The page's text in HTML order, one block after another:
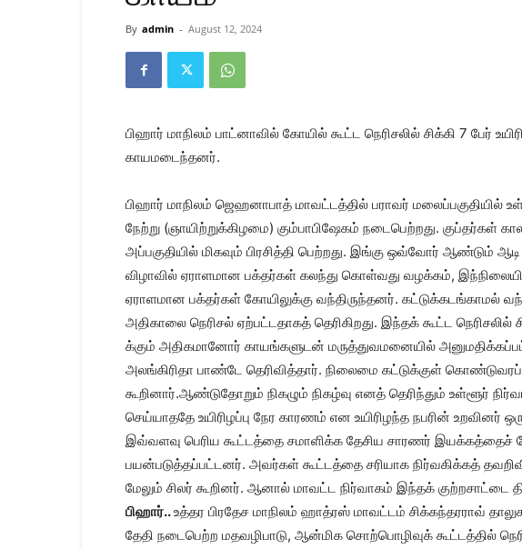
Kanyakumari
By admin - August 12, 2024
பிஹார் மாநிலம் பாட்னாவில் கோயில் கூட்ட நெரிசலில் சிக்கி 7 பேர்
காயமடைந்தனர்.
பிஹார் மாநிலம் ஜெஹனாபாத் மாவட்டத்தில் பராவர் மலைப்பகுதியில்
நேற்று (ஞாயிற்றுக்கிழமை) கும்பாபிஷேகம் நடைபெற்றது. குப்தர்கள்
அப்பகுதியில் மிகவும் பிரசித்தி பெற்றது. இங்கு ஒவ்வோர் ஆண்டும்
விழாவில் ஏராளமான பக்தர்கள் கலந்து கொள்வது வழக்கம்,
ஏராளமான பக்தர்கள் கோயிலுக்கு வந்திருந்தனர். கட்டுக்கடங்காமல்
அதிகாலை நெரிசல் ஏற்பட்டதாகத் தெரிகிறது. இந்தக் கூட்ட நெரிசலில்
க்கும் அதிகமானோர் காயங்களுடன் மருத்துவமனையில்
அலங்கிரிதா பாண்டே தெரிவித்தார். நிலைமை கட்டுக்குள்
கூறினார்.ஆண்டுதோறும் நிகழும் நிகழ்வு எனத் தெரிந்தும் உள்ளூர்
செய்யாததே உயிரிழப்பு நேர காரணம் என உயிரிழந்த நபரின் உறவினர்
இவ்வளவு பெரிய கூட்டத்தை சமாளிக்க தேசிய சாரணர் இயக்கத்தைச்
பயன்படுத்தப்பட்டனர். அவர்கள் கூட்டத்தை சரியாக நிர்வகிக்கத்
மேலும் சிலர் கூறினர். ஆனால் மாவட்ட நிர்வாகம் இந்தக் குற்றசாட்டை
பிஹார்..உத்தர பிரதேச மாநிலம் ஹாத்ரஸ் மாவட்டம் சிக்கந்தரராவ்
தேதி நடைபெற்ற மதவழிபாடு, ஆன்மிக சொற்பொழிவுக் கூட்டத்தில்